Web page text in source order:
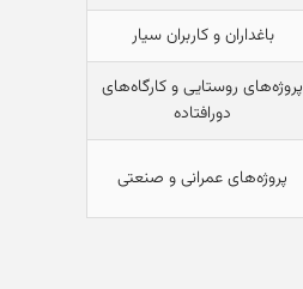
باغداران و کاربران سیار
پروژه‌های روستایی و کارگاه‌های
دورافتاده
پروژه‌های عمرانی و صنعتی